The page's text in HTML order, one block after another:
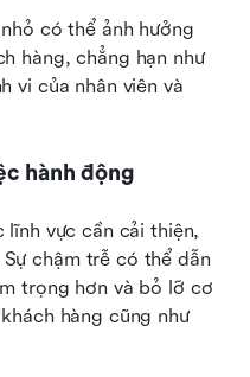
có thể ảnh hưởng
hàng, chẳng hạn như
vi của nhân viên và
hành động
lĩnh vực cần cải thiện,
chậm trễ có thể dẫn
trọng hơn và bỏ lỡ cơ
hàng cũng như